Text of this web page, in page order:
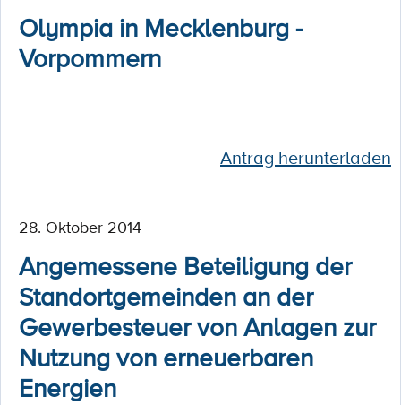
Olympia in Mecklenburg -
Vorpommern
Antrag herunterladen
28. Oktober 2014
Angemessene Beteiligung der
Standortgemeinden an der
Gewerbesteuer von Anlagen zur
Nutzung von erneuerbaren
Energien